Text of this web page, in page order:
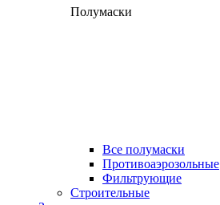
Полумаски
Все полумаски
Противоаэрозольные
Фильтрующие
Строительные